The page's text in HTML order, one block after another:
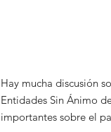
Hay mucha discusión
Entidades Sin Ánimo
importantes sobre el